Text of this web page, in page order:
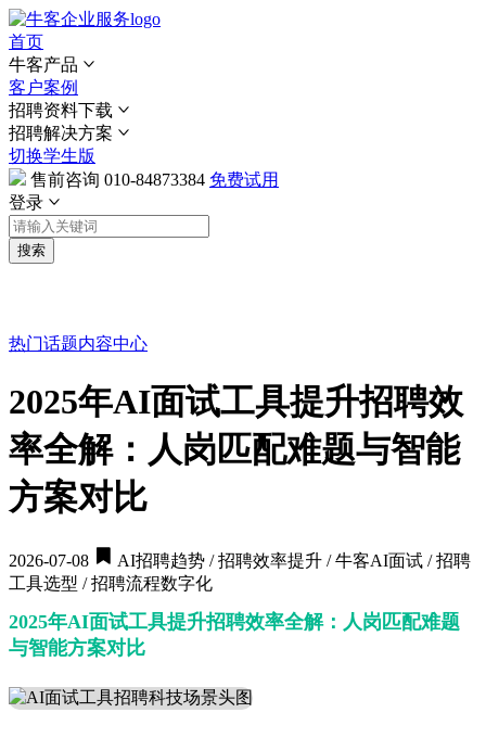
首页
牛客产品
客户案例
招聘资料下载
招聘解决方案
切换学生版
售前咨询 010-84873384 免费试用
登录
搜索
热门话题内容中心
2025年AI面试工具提升招聘效
率全解：人岗匹配难题与智能
方案对比
2026-07-08
AI招聘趋势 / 招聘效率提升 / 牛客AI面试 / 招聘
工具选型 / 招聘流程数字化
2025年AI面试工具提升招聘效率全解：人岗匹配难题
与智能方案对比